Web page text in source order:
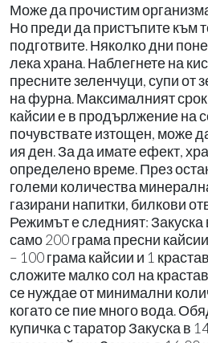
Може да прочистим
Но преди да пристъпите към
подготвите. Няколко дни
лека храна. Наблегнете на
пресните зеленчуци, супи от
на фурна. Максималният срок
кайсии е в продърлжение на
почувствате изтощен, може
ия ден. За да имате ефект,
определено време. През
големи количества
газирани напитки, билкови
Режимът е следният: Закуска
само 200 грама пресни
– 100 грама кайсии и 1
сложите малко сол на
се нуждае от минимални
когато се пие много вода.
купичка с таратор Закуска в